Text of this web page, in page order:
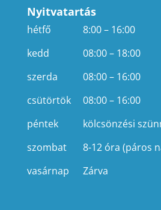
Nyitvatartás
hétfő
8:00 – 16:00
kedd
08:00 – 18:00
szerda
08:00 – 16:00
csütörtök
08:00 – 16:00
péntek
kölcsönzési
szombat
8-12 óra (páros
vasárnap
Zárva